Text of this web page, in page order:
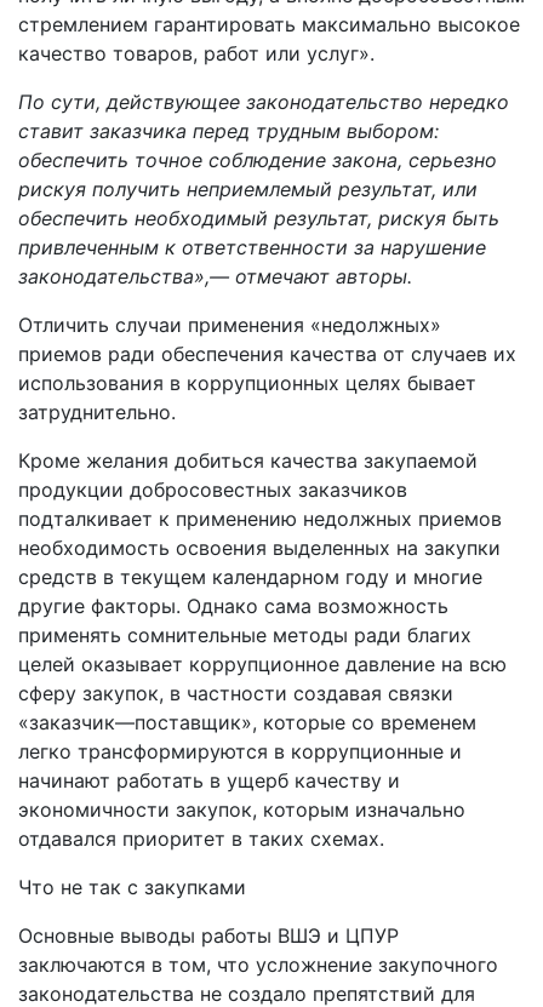
стремлением гарантировать максимально высокое
качество товаров, работ или услуг».
По сути, действующее законодательство нередко
ставит заказчика перед трудным выбором:
обеспечить точное соблюдение закона, серьезно
рискуя получить неприемлемый результат, или
обеспечить необходимый результат, рискуя быть
привлеченным к ответственности за нарушение
законодательства»,— отмечают авторы.
Отличить случаи применения «недолжных»
приемов ради обеспечения качества от случаев их
использования в коррупционных целях бывает
затруднительно.
Кроме желания добиться качества закупаемой
продукции добросовестных заказчиков
подталкивает к применению недолжных приемов
необходимость освоения выделенных на закупки
средств в текущем календарном году и многие
другие факторы. Однако сама возможность
применять сомнительные методы ради благих
целей оказывает коррупционное давление на всю
сферу закупок, в частности создавая связки
«заказчик—поставщик», которые со временем
легко трансформируются в коррупционные и
начинают работать в ущерб качеству и
экономичности закупок, которым изначально
отдавался приоритет в таких схемах.
Что не так с закупками
Основные выводы работы ВШЭ и ЦПУР
заключаются в том, что усложнение закупочного
законодательства не создало препятствий для